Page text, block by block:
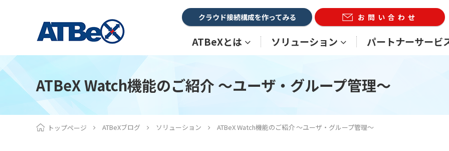
クラウド接続構成を作ってみる お問い合わせ
ATBeXとは ソリューション パートナーサービ
ATBeX Watch機能のご紹介 ～ユーザ・グループ管理～
トップページ ATBeXブログ ソリューション ATBeX Watch機能のご紹介 ～ユーザ・グループ管理～